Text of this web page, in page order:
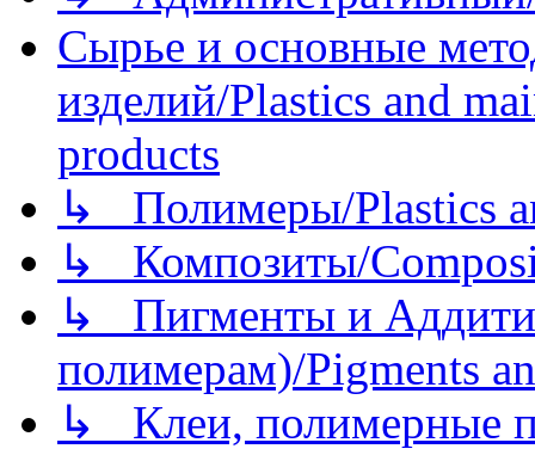
Сырье и основные
изделий/Plastics and
products
↳ Полимеры/Plastics
↳ Композиты/
↳ Пигменты и
полимерам)/Pigments
↳ Клеи, полимерные